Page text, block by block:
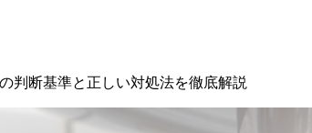
判断基準と正しい対処法を徹底解説